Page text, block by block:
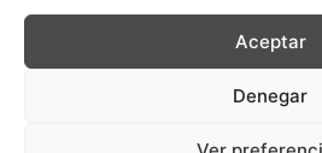
Aceptar
Denegar
Política de Privacidad